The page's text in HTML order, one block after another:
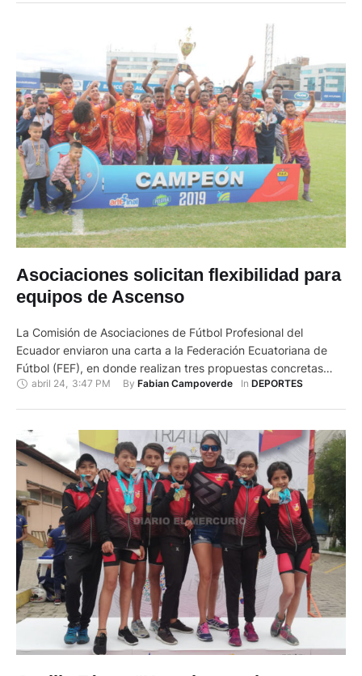
Asociaciones solicitan flexibilidad para
equipos de Ascenso
La Comisión de Asociaciones de Fútbol Profesional del
Ecuador enviaron una carta a la Federación Ecuatoriana de
Fútbol (FEF), en donde realizan tres propuestas concretas
para la realización de los torneos de Segunda Categoría y
abril 24 3:47 PM By Fabian Campoverde In DEPORTES